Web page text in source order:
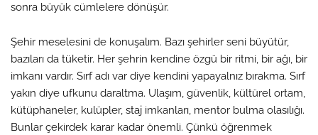
sonra büyük cümlelere dönüşür.
Şehir meselesini de konuşalım. Bazı şehirler seni büyütür,
bazıları da tüketir. Her şehrin kendine özgü bir ritmi, bir ağı, bir
imkanı vardır. Sırf adı var diye kendini yapayalnız bırakma. Sırf
yakın diye ufkunu daraltma. Ulaşım, güvenlik, kültürel ortam,
kütüphaneler, kulüpler, staj imkanları, mentor bulma olasılığı.
Bunlar çekirdek karar kadar önemli. Çünkü öğrenmek